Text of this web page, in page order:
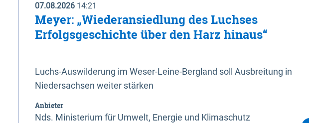
07.08.2026 14:21
Meyer: „Wiederansiedlung des Luchses
Erfolgsgeschichte über den Harz hinaus“
Luchs-Auswilderung im Weser-Leine-Bergland soll Ausbreitung in
Niedersachsen weiter stärken
Anbieter
Nds. Ministerium für Umwelt, Energie und Klimaschutz